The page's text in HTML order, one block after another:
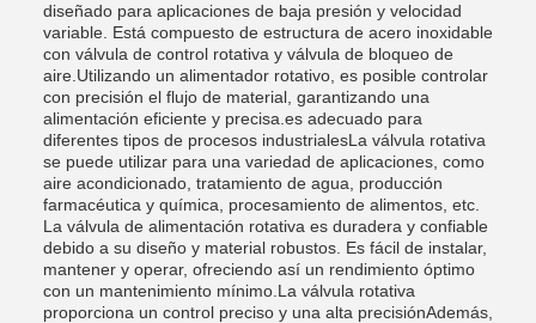
diseñado para aplicaciones de baja presión y velocidad
variable. Está compuesto de estructura de acero inoxidable
con válvula de control rotativa y válvula de bloqueo de
aire.Utilizando un alimentador rotativo, es posible controlar
con precisión el flujo de material, garantizando una
alimentación eficiente y precisa.es adecuado para
diferentes tipos de procesos industrialesLa válvula rotativa
se puede utilizar para una variedad de aplicaciones, como
aire acondicionado, tratamiento de agua, producción
farmacéutica y química, procesamiento de alimentos, etc.
La válvula de alimentación rotativa es duradera y confiable
debido a su diseño y material robustos. Es fácil de instalar,
mantener y operar, ofreciendo así un rendimiento óptimo
con un mantenimiento mínimo.La válvula rotativa
proporciona un control preciso y una alta precisiónAdemás,